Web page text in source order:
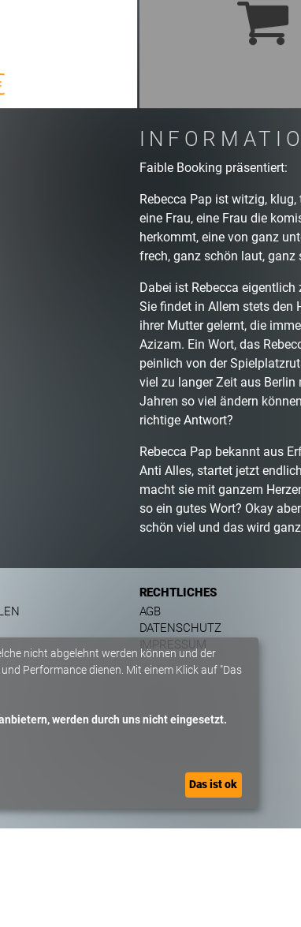
Faible Booking präsentiert:
Rebecca Pap ist witzig,
eine Frau, eine Frau die
herkommt, eine von ganz
frech, ganz schön laut, ganz
Dabei ist Rebecca
Sie findet in Allem stets den
ihrer Mutter gelernt, die
Azizam. Ein Wort, das
peinlich von der
viel zu langer Zeit aus
Jahren so viel ändern
richtige Antwort?
Rebecca Pap bekannt aus
Anti Alles, startet jetzt
macht sie mit ganzem
so ein gutes Wort? Okay
schön viel und das wird
RECHTLICHES
AGB
DATENSCHUTZ
IMPRESSUM
nicht abgelehnt werden können und der
Performance dienen. Mit einem Klick auf "Das
werden durch uns nicht eingesetzt.
Das ist ok